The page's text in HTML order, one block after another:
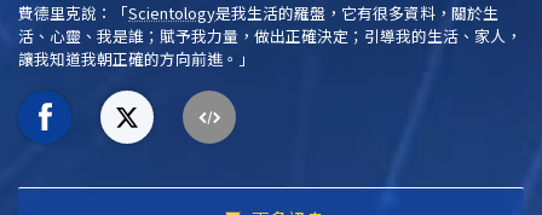
費德里克說：「Scientology是我生活的羅盤，它有很多資料，關於生
活、心靈、我是誰；賦予我力量，做出正確決定；引導我的生活、家人，
讓我知道我朝正確的方向前進。」